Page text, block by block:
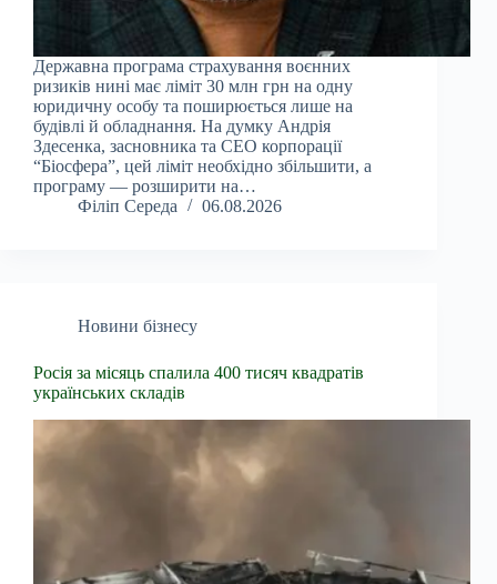
Державна програма страхування воєнних
ризиків нині має ліміт 30 млн грн на одну
юридичну особу та поширюється лише на
будівлі й обладнання. На думку Андрія
Здесенка, засновника та CEO корпорації
“Біосфера”, цей ліміт необхідно збільшити, а
програму — розширити на…
Філіп Середа
06.08.2026
Новини бізнесу
Росія за місяць спалила 400 тисяч квадратів
українських складів